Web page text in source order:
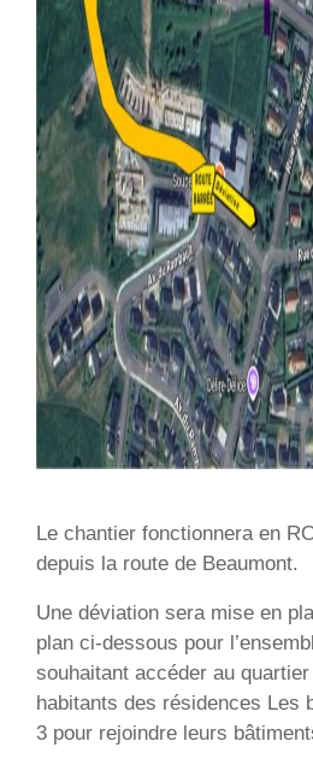
Le chantier fonctionnera en
depuis la route de Beaumont.
Une déviation sera mise en
plan ci-dessous pour
souhaitant accéder au
habitants des résidences Les
3 pour rejoindre leurs